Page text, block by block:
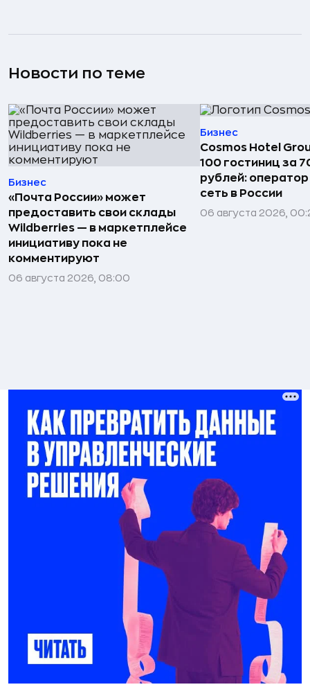
Новости по теме
Бизнес
«Почта России» может
предоставить свои склады
Wildberries — в маркетплейсе
инициативу пока не
комментируют
06 августа 2026, 08:00
Бизнес
Cosmos Hotel
100 гостиниц за
рублей:
сеть в России
06 августа 2026,